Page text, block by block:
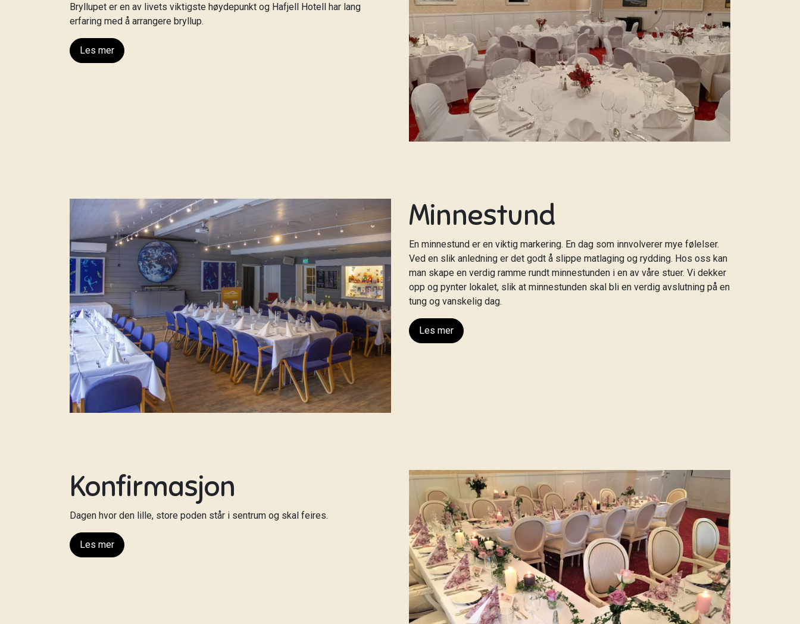
Bryllupet er en av livets viktigste høydepunkt og Hafjell Hotell har lang
erfaring med å arrangere bryllup.
Les mer
Minnestund
En minnestund er en viktig markering. En dag som innvolverer mye følelser.
Ved en slik anledning er det godt å slippe matlaging og rydding. Hos oss kan
man skape en verdig ramme rundt minnestunden i en av våre stuer. Vi dekker
opp og pynter lokalet, slik at minnestunden skal bli en verdig avslutning på en
tung og vanskelig dag.
Les mer
Konfirmasjon
Dagen hvor den lille, store poden står i sentrum og skal feires.
Les mer